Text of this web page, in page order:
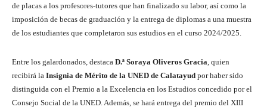
de placas a los profesores-tutores que han finalizado su labor, así como la
imposición de becas de graduación y la entrega de diplomas a una muestra
de los estudiantes que completaron sus estudios en el curso 2024/2025.
Entre los galardonados, destaca D.ª Soraya Oliveros Gracia , quien
recibirá la Insignia de Mérito de la UNED de Calatayud por haber sido
distinguida con el Premio a la Excelencia en los Estudios concedido por el
Consejo Social de la UNED. Además, se hará entrega del premio del XIII